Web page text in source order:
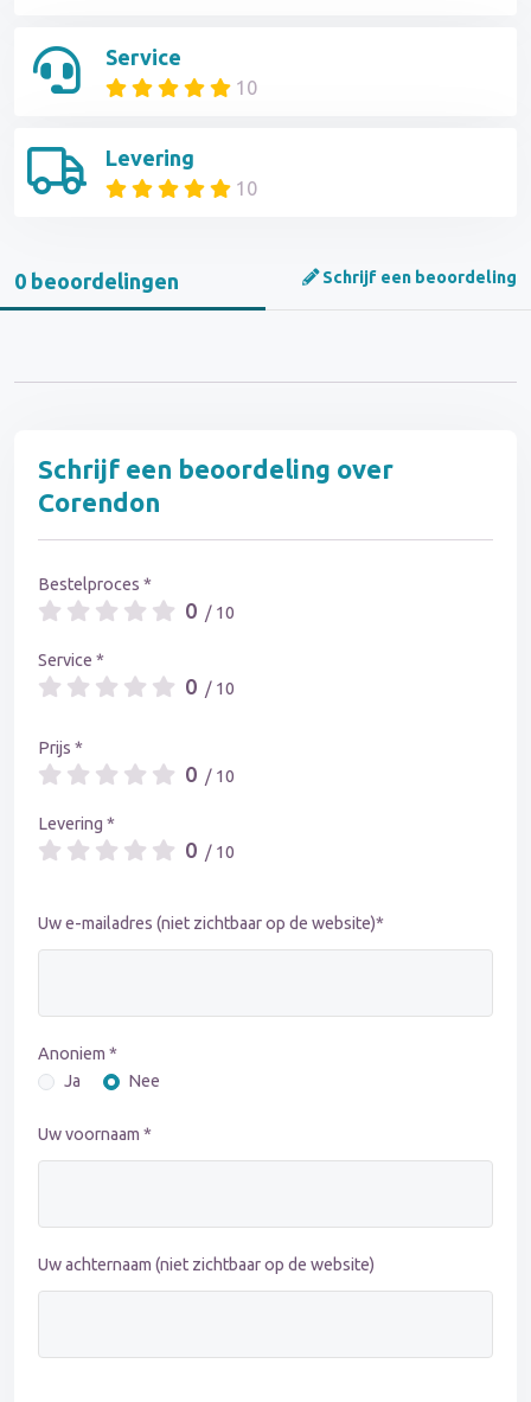
Service
10
Levering
10
0 beoordelingen Schrijf een beoordeling
Schrijf een beoordeling over
Corendon
Bestelproces *
0 / 10
Service *
0 / 10
Prijs *
0 / 10
Levering *
0 / 10
Uw e-mailadres (niet zichtbaar op de website)*
Anoniem *
Ja
Nee
Uw voornaam *
Uw achternaam (niet zichtbaar op de website)